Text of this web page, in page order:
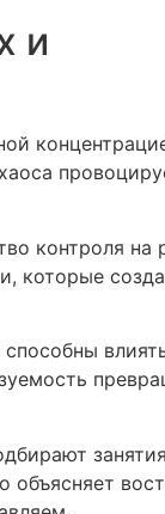
и
контроля на
которые